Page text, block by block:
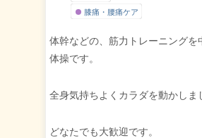
膝痛・腰痛ケア
体幹などの、筋力トレーニングを
体操です。
全身気持ちよくカラダを動かしま
どなたでも大歓迎です。